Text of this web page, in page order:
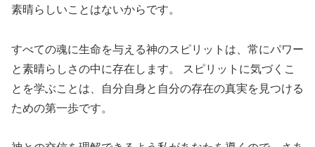
素晴らしいことはないからです。
すべての魂に生命を与える神のスピリットは、常にパワー
と素晴らしさの中に存在します。 スピリットに気づくこ
とを学ぶことは、自分自身と自分の存在の真実を見つける
ための第一歩です。